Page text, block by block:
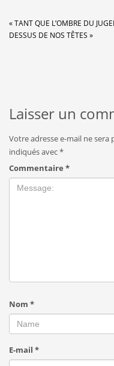
« TANT QUE L’OMBRE DU
DESSUS DE NOS TÊTES »
Laisser un
Votre adresse e-mail ne sera
indiqués avec*
Commentaire *
Nom *
E-mail *